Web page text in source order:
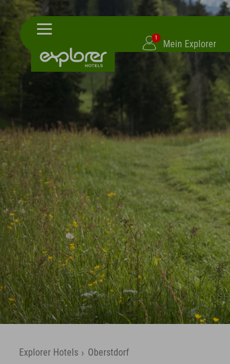
1
Mein Explorer
Explorer Hotels › Oberstdorf